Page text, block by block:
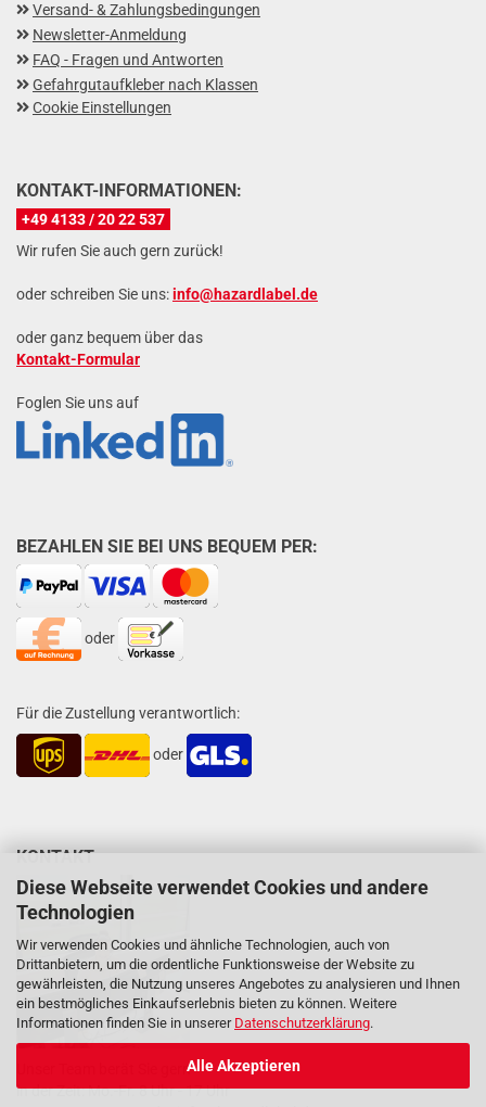
Diese Webseite verwendet Cookies und andere
Technologien
Wir verwenden Cookies und ähnliche Technologien, auch von
Drittanbietern, um die ordentliche Funktionsweise der Website zu
gewährleisten, die Nutzung unseres Angebotes zu analysieren und Ihnen
ein bestmögliches Einkaufserlebnis bieten zu können. Weitere
Informationen finden Sie in unserer Datenschutzerklärung.
Alle Akzeptieren
Versand- & Zahlungsbedingungen
Newsletter-Anmeldung
FAQ - Fragen und Antworten
Gefahrgutaufkleber nach Klassen
Cookie Einstellungen
KONTAKT-INFORMATIONEN:
+49 4133 / 20 22 537
Wir rufen Sie auch gern zurück!
oder schreiben Sie uns:info@hazardlabel.de
oder ganz bequem über das
Kontakt-Formular
Foglen Sie uns auf
BEZAHLEN SIE BEI UNS BEQUEM PER:
oder
Für die Zustellung verantwortlich:
oder
KONTAKT
Unser Team berät Sie gern
in der Zeit: Mo.-Fr. 8 Uhr - 17 Uhr